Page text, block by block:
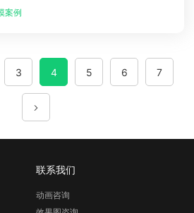
添加或删除额外的多边形。最重要的是要记
案例
3 4 5 6 7
联系我们
动画咨询